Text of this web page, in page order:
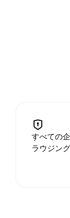
すべての
ラウジン